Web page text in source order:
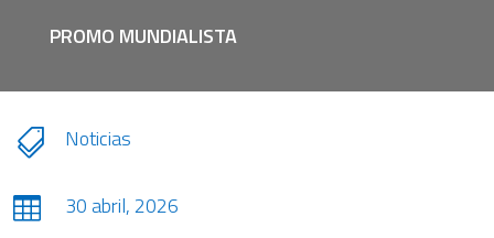
PROMO MUNDIALISTA
 Noticias
 30 abril, 2026